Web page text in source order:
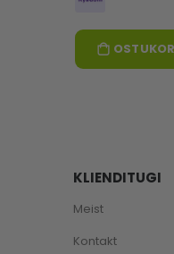
KLIENDITUGI
Meist
Kontakt